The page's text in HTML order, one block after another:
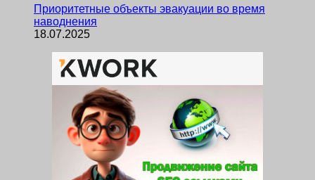
Приоритетные объекты эвакуации во время
наводнения
18.07.2025